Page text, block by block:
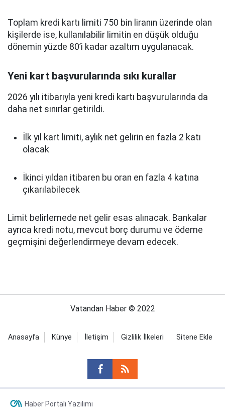
Toplam kredi kartı limiti 750 bin liranın üzerinde olan
kişilerde ise, kullanılabilir limitin en düşük olduğu
dönemin yüzde 80’i kadar azaltım uygulanacak.
Yeni kart başvurularında sıkı kurallar
2026 yılı itibarıyla yeni kredi kartı başvurularında da
daha net sınırlar getirildi.
İlk yıl kart limiti, aylık net gelirin en fazla 2 katı
olacak
İkinci yıldan itibaren bu oran en fazla 4 katına
çıkarılabilecek
Limit belirlemede net gelir esas alınacak. Bankalar
ayrıca kredi notu, mevcut borç durumu ve ödeme
geçmişini değerlendirmeye devam edecek.
Vatandan Haber © 2022
Anasayfa Künye İletişim Gizlilik İlkeleri Sitene Ekle
Haber Portalı Yazılımı